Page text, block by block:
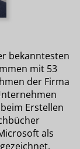
bekanntesten
mit 53
der Firma
Erstellen
als